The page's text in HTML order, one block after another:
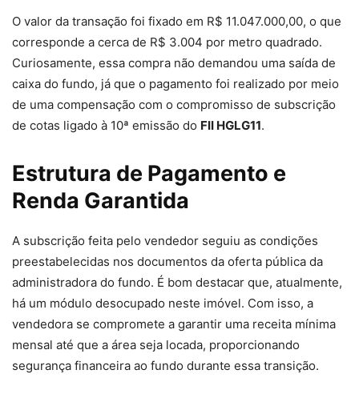
O valor da transação foi fixado em R$ 11.047.000,00, o que
corresponde a cerca de R$ 3.004 por metro quadrado.
Curiosamente, essa compra não demandou uma saída de
caixa do fundo, já que o pagamento foi realizado por meio
de uma compensação com o compromisso de subscrição
de cotas ligado à 10ª emissão do FII HGLG11.
Estrutura de Pagamento e
Renda Garantida
A subscrição feita pelo vendedor seguiu as condições
preestabelecidas nos documentos da oferta pública da
administradora do fundo. É bom destacar que, atualmente,
há um módulo desocupado neste imóvel. Com isso, a
vendedora se compromete a garantir uma receita mínima
mensal até que a área seja locada, proporcionando
segurança financeira ao fundo durante essa transição.